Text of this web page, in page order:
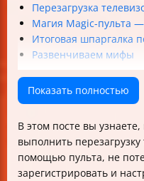
Перезагрузка
Магия Magic-пульта
Итоговая шпаргалка
Развенчиваем мифы
Показать полностью
В этом посте вы
выполнить перезагрузку
помощью пульта, не
зарегистрировать и